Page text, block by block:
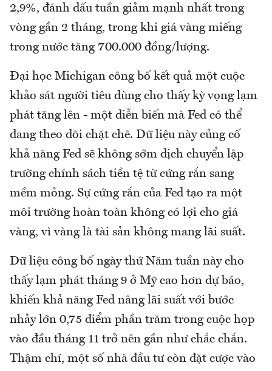
2,9%, đánh dấu tuần giảm mạnh nhất trong
vòng gần 2 tháng, trong khi giá vàng miếng
trong nước tăng 700.000 đồng/lượng.
Đại học Michigan công bố kết quả một cuộc
khảo sát người tiêu dùng cho thấy kỳ vọng lạm
phát tăng lên - một diễn biến mà Fed có thể
đang theo dõi chặt chẽ. Dữ liệu này củng cố
khả năng Fed sẽ không sớm dịch chuyển lập
trường chính sách tiền tệ từ cứng rắn sang
mềm mỏng. Sự cứng rắn của Fed tạo ra một
môi trường hoàn toàn không có lợi cho giá
vàng, vì vàng là tài sản không mang lãi suất.
Dữ liệu công bố ngày thứ Năm tuần này cho
thấy lạm phát tháng 9 ở Mỹ cao hơn dự báo,
khiến khả năng Fed nâng lãi suất với bước
nhảy lớn 0,75 điểm phần trăm trong cuộc họp
vào đầu tháng 11 trở nên gần như chắc chắn.
Thậm chí, một số nhà đầu tư còn đặt cược vào